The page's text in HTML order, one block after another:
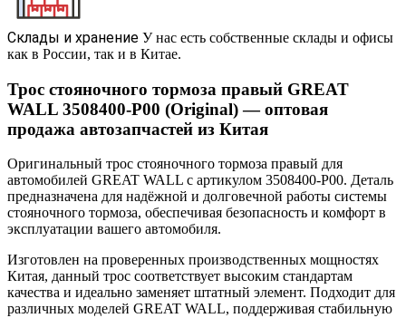
Склады и хранение У нас есть собственные склады и офисы
как в России, так и в Китае.
Трос стояночного тормоза правый GREAT
WALL 3508400-P00 (Original) — оптовая
продажа автозапчастей из Китая
Оригинальный трос стояночного тормоза правый для
автомобилей GREAT WALL с артикулом 3508400-P00. Деталь
предназначена для надёжной и долговечной работы системы
стояночного тормоза, обеспечивая безопасность и комфорт в
эксплуатации вашего автомобиля.
Изготовлен на проверенных производственных мощностях
Китая, данный трос соответствует высоким стандартам
качества и идеально заменяет штатный элемент. Подходит для
различных моделей GREAT WALL, поддерживая стабильную